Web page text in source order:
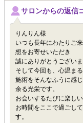
サロンからの返信
りんりん様
いつも長年にわたりご
想をお寄せいただき
誠にありがとうございま
そして今回も、心温ま
施術をそんなふうに感
余る光栄です。
お会いするたびに楽し
お時間をここで過ごし
す。